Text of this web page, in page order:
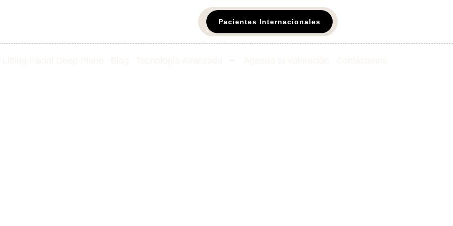
Pacientes Internacionales